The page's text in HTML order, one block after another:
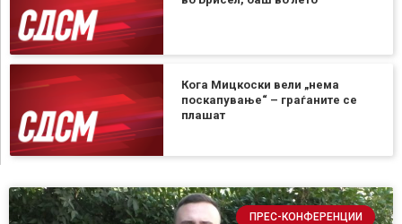
Кога Мицкоски вели „нема
поскапување“ – граѓаните се
плашат
ПРЕС-КОНФЕРЕНЦИИ